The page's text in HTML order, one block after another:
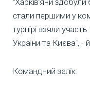
"Харків’яни здобули
стали першими у
турнірі взяли
України та Києва", -
Командний залік: